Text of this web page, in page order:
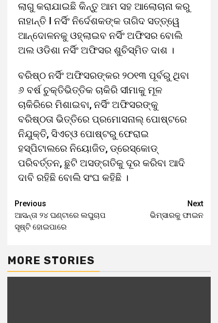
ଲାଗୁ କରାଯାଇଛି କିନ୍ତୁ ଆମ ସହ ଆଲୋଚାନା କରୁ
ନାହାନ୍ତି I ନର୍ସିଂ ନିର୍ଦେଶକଙ୍କ ତାଗିଦ ସତ୍ତ୍ୱେ
ଆନ୍ଦୋଳନକୁ ଓହ୍ଲାଇବ ନର୍ସିଂ ଅଫିସର ବୋଲି
ଅଲ ଓଡିଶା ନର୍ସିଂ ଅଫିସର ଶୁଚିସ୍ମିତ ଦାଶ ।
ବରିଷ୍ଠ ନର୍ସିଂ ଅଫିସରଙ୍କର ୨୦୧୩ ପୂର୍ବରୁ ଥିବା
୬ ବର୍ଷ ଚୁକ୍ତିଭିତ୍ତିକ ଚାକିରି ସୀମାକୁ ମୂଳ
ଚାକିରିରେ ମିଶାଇବା, ନର୍ସିଂ ଅଫିସରଙ୍କୁ
ବରିଷ୍ଠତା ଭିତ୍ତିରେ ପ୍ରମୋସନାଲ୍‌ ପୋଷ୍ଟରେ
ନିଯୁକ୍ତି, ସିଏଚ୍‌ଓ ପୋଷ୍ଟରୁ ଫେରାଇ
ହସ୍ପିଟାଲରେ ନିୟୋଜିତ, ଡ୍ରେସ୍‌କୋଡ୍‌
ପରିବର୍ତ୍ତନ, ଛୁଟି ଅସଙ୍ଗତିକୁ ଦୂର କରିବା ଆଦି
ଦାବି ରହିଛି ବୋଲି ସଂଘ କହିଛି ।
Previous
ଆସନ୍ତା ୨୪ ଘଣ୍ଟାରେ ଲଘୁଚାପ
ସୃଷ୍ଟି ହୋଇପାରେ
Next
ଭିମ୍‌ସାରକୁ ଫାଇନ
MORE STORIES